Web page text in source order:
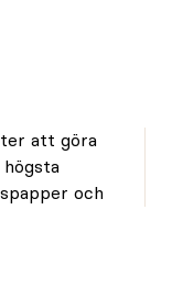
att göra
och
behov.